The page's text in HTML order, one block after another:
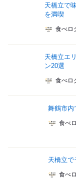
天橋立で
を満喫
食べロ
天橋立エ
ン20選
食べロ
舞鶴市内
食べ
天橋立で
食べ